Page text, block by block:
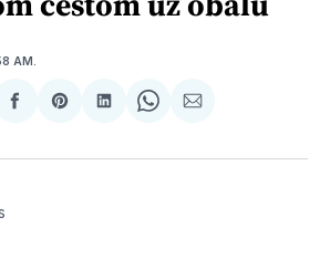
AM.
podijeliSharepodijeliSharepodijeli